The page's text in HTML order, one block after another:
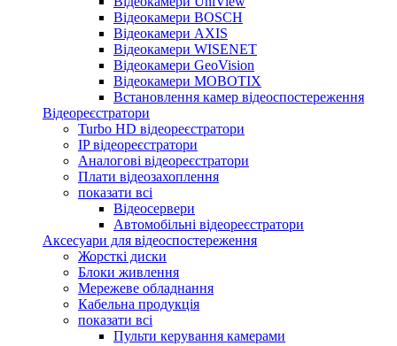
Відеокамери BOSCH
Відеокамери AXIS
Відеокамери WISENET
Відеокамери GeoVision
Відеокамери MOBOTIX
Встановлення камер відеоспостереження
Відеореєстратори
Turbo HD відеореєстратори
IP відеореєстратори
Аналогові відеореєстратори
Плати відеозахоплення
показати всі
Відеосервери
Автомобільні відеореєстратори
Аксесуари для відеоспостереження
Жорсткі диски
Блоки живлення
Мережеве обладнання
Кабельна продукція
показати всі
Пульти керування камерами